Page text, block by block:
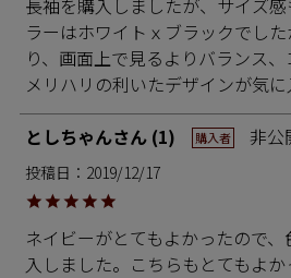
長袖を購入しましたが、サイズ
ラーはホワイトｘブラックでし
り、画面上で見るよりバランス、
メリハリの利いたデザインが気に
としちゃん 1 購入者 非公
投稿日 2019/12/17
ネイビーがとてもよかったので
入しました。こちらもとてもよか